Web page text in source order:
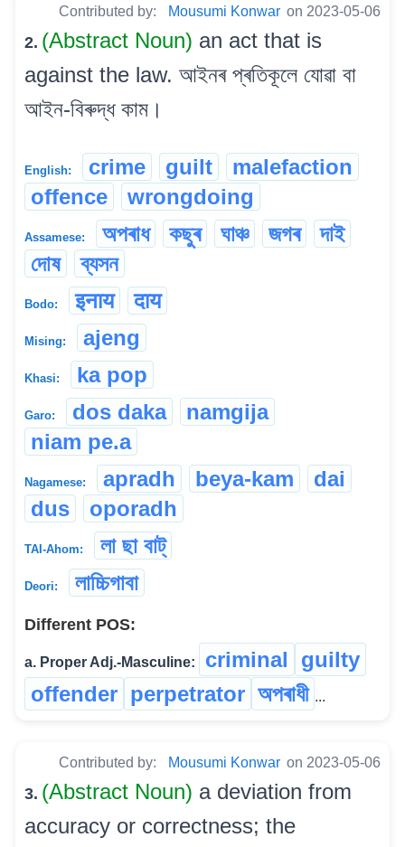
Contributed by: Mousumi Konwar on 2023-05-06
2. (Abstract Noun) an act that is
against the law. আইনৰ প্ৰতিকূলে যোৱা বা
আইন-বিৰুদ্ধ কাম।
English: crime guilt
malefaction
offence
wrongdoing
Assamese: অপৰাধ কছুৰ ঘাঞ্চ জগৰ
দাই
দোষ
ব্যসন
Bodo: इनाय दाय
Mising: ajeng
Khasi: ka pop
Garo: dos daka
namgija
niam pe.a
Nagamese: apradh beya-kam
dai
dus
oporadh
TAI-Ahom: লা ছা বাট্
Deori: লাচ্চিগাবা
Different POS:
a. Proper Adj.-Masculine: criminal
guilty
offender perpetrator অপৰাধী ...
Contributed by: Mousumi Konwar on 2023-05-06
3. (Abstract Noun) a deviation from
accuracy or correctness; the